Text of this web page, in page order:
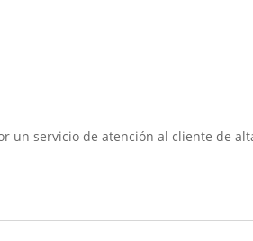
un servicio de atención al cliente de